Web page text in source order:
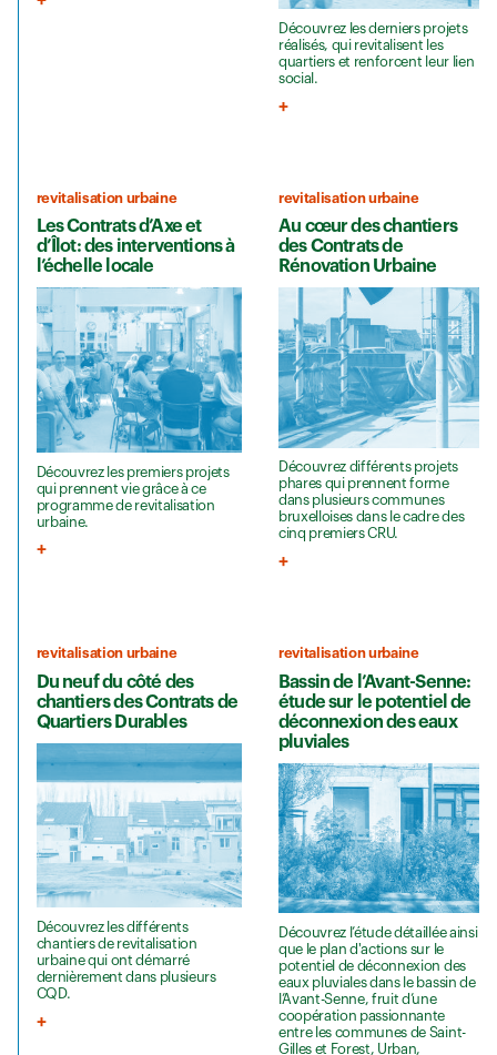
Découvrez les derniers projets
réalisés, qui revitalisent les
quartiers et renforcent leur lien
social.
revitalisation urbaine
Les Contrats d’Axe et
d’Îlot: des interventions à
l’échelle locale
Découvrez les premiers projets
qui prennent vie grâce à ce
programme de revitalisation
urbaine.
revitalisation urbaine
Au cœur des chantiers
des Contrats de
Rénovation Urbaine
Découvrez différents projets
phares qui prennent forme
dans plusieurs communes
bruxelloises dans le cadre des
cinq premiers CRU.
revitalisation urbaine
Du neuf du côté des
chantiers des Contrats de
Quartiers Durables
Découvrez les différents
chantiers de revitalisation
urbaine qui ont démarré
dernièrement dans plusieurs
CQD.
revitalisation urbaine
Bassin de l’Avant-Senne:
étude sur le potentiel de
déconnexion des eaux
pluviales
Découvrez l’étude détaillée ainsi
que le plan d'actions sur le
potentiel de déconnexion des
eaux pluviales dans le bassin de
l’Avant-Senne, fruit d’une
coopération passionnante
entre les communes de Saint-
Gilles et Forest, Urban,